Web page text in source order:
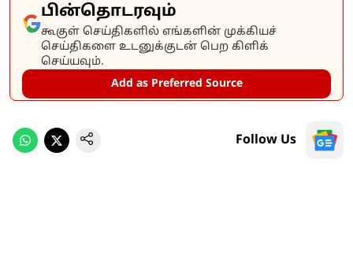
பின்தொடரவும்
கூகுள் செய்திகளில் எங்களின் முக்கியச்
செய்திகளை உடனுக்குடன் பெற கிளிக்
செய்யவும்.
Add as Preferred Source
Follow Us